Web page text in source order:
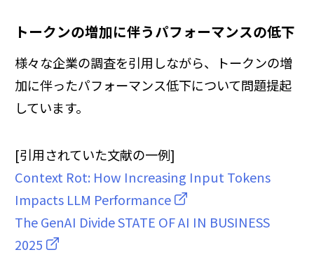
トークンの増加に伴うパフォーマンスの低下
様々な企業の調査を引用しながら、トークンの増
加に伴ったパフォーマンス低下について問題提起
しています。
[引用されていた文献の一例]
Context Rot: How Increasing Input Tokens
Impacts LLM Performance
The GenAI Divide STATE OF AI IN BUSINESS
2025